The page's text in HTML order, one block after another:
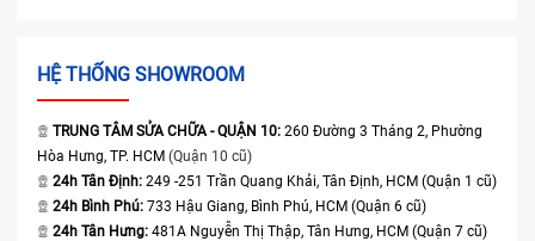
HỆ THỐNG SHOWROOM
TRUNG TÂM SỬA CHỮA - QUẬN 10: 260 Đường 3 Tháng 2, Phường
Hòa Hưng, TP. HCM (Quận 10 cũ)
24h Tân Định: 249 -251 Trần Quang Khải, Tân Định, HCM (Quận 1 cũ)
24h Bình Phú: 733 Hậu Giang, Bình Phú, HCM (Quận 6 cũ)
24h Tân Hưng: 481A Nguyễn Thị Thập, Tân Hưng, HCM (Quận 7 cũ)